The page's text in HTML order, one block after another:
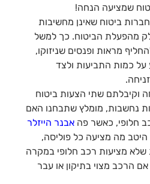
שמציעה הנחה!
ביטוח שאינן מחשיבות
מהפעלת הביטוח. כך למשל
מראות ופנסים שניזוקו,
על כמות התביעות ולצד
וקיבלתם שתי הצעות ביטוח
נחשבות, מומלץ שתבחנו האם
חלופי, כאשר פה אבנר הייזלר
היטב מה מציעה כל פוליסה,
שלא מציעות רכב חלופי במקרה
הרכב מצוי בתיקון או עבר